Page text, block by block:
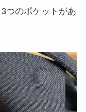
つのポケットがあ